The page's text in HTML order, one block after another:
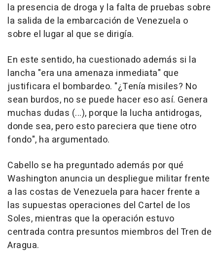
la presencia de droga y la falta de pruebas sobre
la salida de la embarcación de Venezuela o
sobre el lugar al que se dirigía.
En este sentido, ha cuestionado además si la
lancha "era una amenaza inmediata" que
justificara el bombardeo. "¿Tenía misiles? No
sean burdos, no se puede hacer eso así. Genera
muchas dudas (...), porque la lucha antidrogas,
donde sea, pero esto pareciera que tiene otro
fondo", ha argumentado.
Cabello se ha preguntado además por qué
Washington anuncia un despliegue militar frente
a las costas de Venezuela para hacer frente a
las supuestas operaciones del Cartel de los
Soles, mientras que la operación estuvo
centrada contra presuntos miembros del Tren de
Aragua.